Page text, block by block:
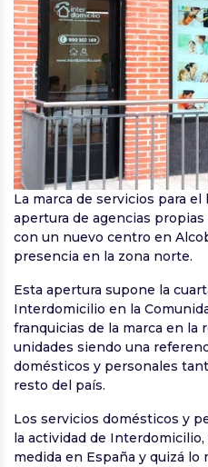
La marca de servicios para
apertura de agencias
con un nuevo centro en
presencia en la zona norte.
Esta apertura supone la
Interdomicilio en la
franquicias de la marca en la
unidades siendo una
domésticos y personales
resto del país.
Los servicios domésticos y
la actividad de
medida en España y quizá lo